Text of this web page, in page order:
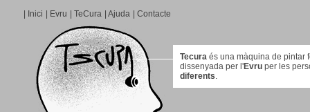
Inici Evru TeCura Ajuda Contacte
Tecura és una màquina de pintar
dissenyada per l'Evru per les
diferents.